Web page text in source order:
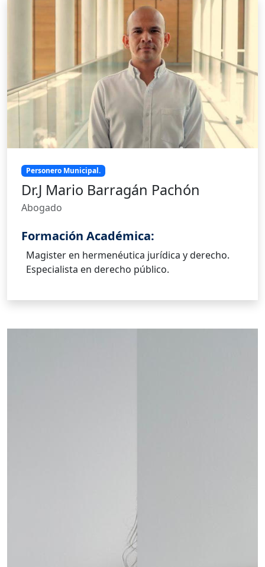
Personero Municipal.
Dr.J Mario Barragán Pachón
Abogado
Formación Académica:
Magister en hermenéutica jurídica y derecho.
Especialista en derecho público.